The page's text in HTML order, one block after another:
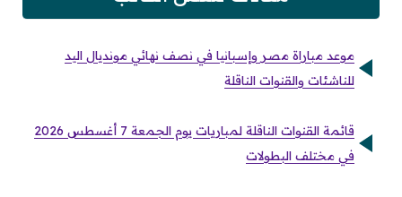
موعد مباراة مصر وإسبانيا في نصف نهائي مونديال اليد
للناشئات والقنوات الناقلة
قائمة القنوات الناقلة لمباريات يوم الجمعة 7 أغسطس 2026
في مختلف البطولات